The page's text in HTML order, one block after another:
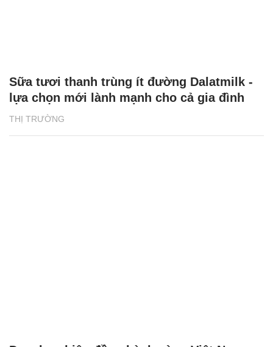
THỊ TRƯỜNG
Sữa tươi thanh trùng ít đường Dalatmilk -
lựa chọn mới lành mạnh cho cả gia đình